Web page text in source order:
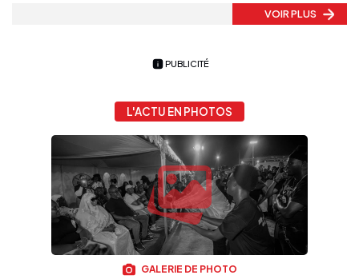
VOIR PLUS
PUBLICITÉ
L'ACTU EN PHOTOS
GALERIE DE PHOTO